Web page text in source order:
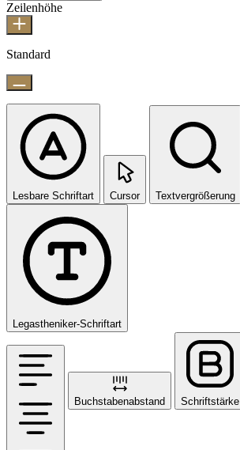
Zeilenhöhe
Standard
Lesbare Schriftart Cursor Textvergrößerung
Legastheniker-Schriftart
Buchstabenabstand Schriftstärke